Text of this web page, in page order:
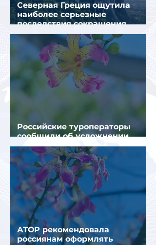
Северная Греция ощутила
наиболее серьезные
последствия сокращения
турпотока из России
Российские туроператоры
сообщили об усложнении
получения виз в Грецию
АТОР рекомендовала
россиянам оформлять